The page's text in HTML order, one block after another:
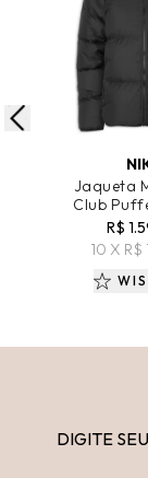
ADICIONAR
Jaqueta
Club
R$
10 X
DIGITE